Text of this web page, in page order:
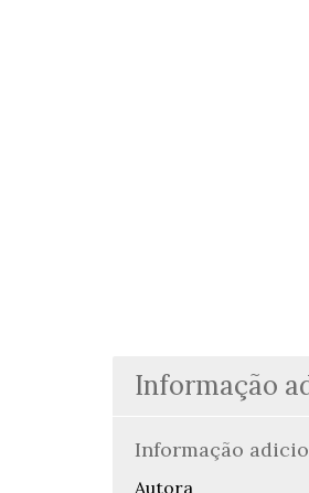
Informação
Informação
Autora